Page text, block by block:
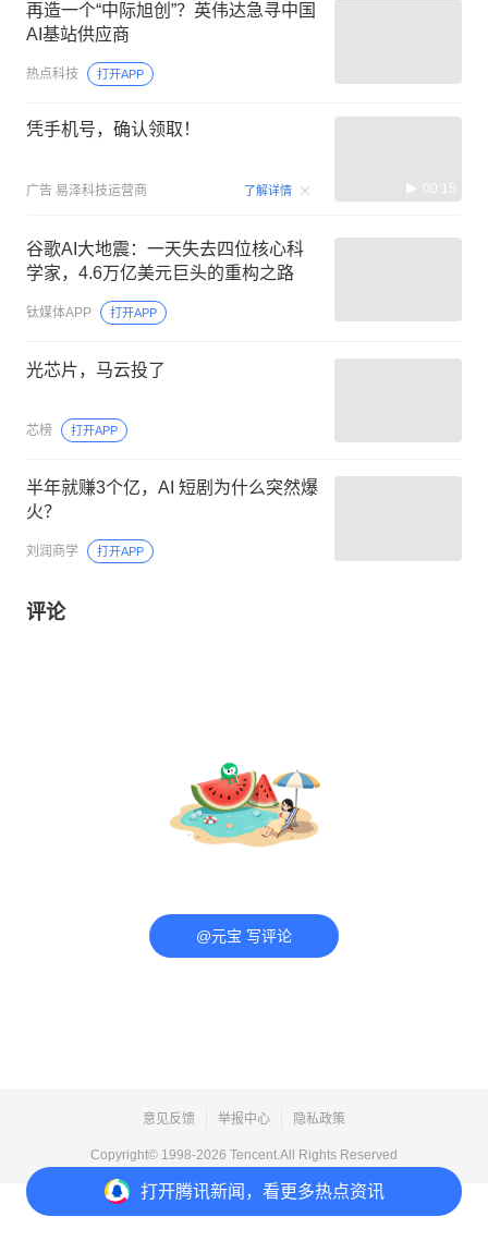
打开腾讯新闻，看更多热点资讯
再造一个“中际旭创”？英伟达急寻中国
AI基站供应商
热点科技 打开APP
凭手机号，确认领取！
广告 易泽科技运营商 了解详情 00:15
谷歌AI大地震：一天失去四位核心科
学家，4.6万亿美元巨头的重构之路
钛媒体APP 打开APP
光芯片，马云投了
芯榜 打开APP
半年就赚3个亿，AI 短剧为什么突然爆
火？
刘润商学 打开APP
评论
@元宝 写评论
意见反馈 举报中心 隐私政策
Copyright© 1998-2026 Tencent.All Rights Reserved